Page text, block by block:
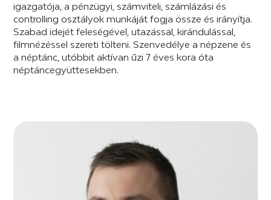
igazgatója, a pénzügyi, számviteli, számlázási és
controlling osztályok munkáját fogja össze és irányítja.
Szabad idejét feleségével, utazással, kirándulással,
filmnézéssel szereti tölteni. Szenvedélye a népzene és
a néptánc, utóbbit aktívan űzi 7 éves kora óta
néptáncegyüttesekben.